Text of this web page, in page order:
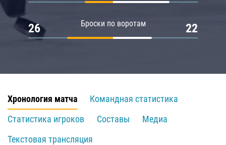
Броски по воротам
26 22
Хронология матча
Командная статистика
Статистика игроков
Составы
Медиа
Текстовая трансляция